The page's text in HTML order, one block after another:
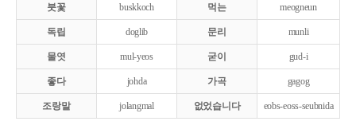
붓꽃 buskkoch 먹는 meogneun
독립 doglib 문리 munli
물엿 mul-yeos 굳이 gud-i
좋다 johda 가곡 gagog
조랑말 jolangmal 없었습니다 eobs-eoss-seubnida